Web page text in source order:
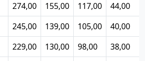
274,00 155,00 117,00
44,00
245,00 139,00 105,00
40,00
229,00 130,00 98,00
38,00